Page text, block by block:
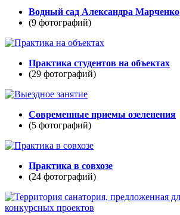
Водный сад Александра Марченко
(9 фотографий)
Практика студентов на объектах
(29 фотографий)
Современные приемы озеленения
(5 фотографий)
Практика в совхозе
(24 фотографий)